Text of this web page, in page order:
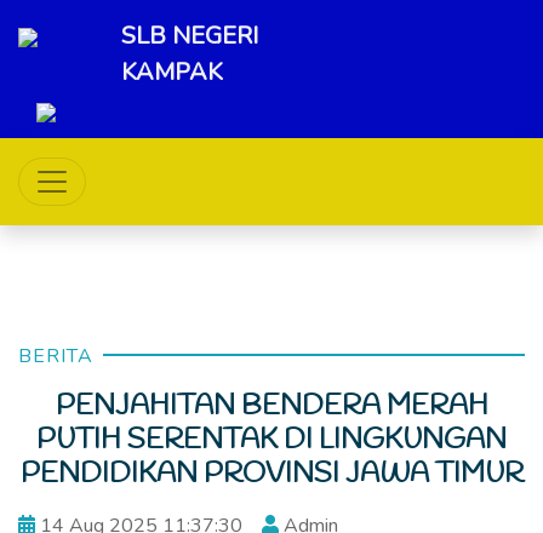
SLB NEGERI
KAMPAK
BERITA
PENJAHITAN BENDERA MERAH
PUTIH SERENTAK DI LINGKUNGAN
PENDIDIKAN PROVINSI JAWA TIMUR
14 Aug 2025 11:37:30 Admin